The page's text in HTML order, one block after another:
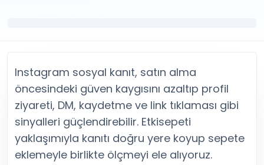
Twitter (X) Video İzlenme Satın Al
YouTube
YouTube Abone Satın Al
YouTube Beğeni Satın Al
YouTube İzlenme Satın Al
YouTube Yorum Satın Al
Tümünü Gör
Facebook
Diğer ücretsiz araçlar
LinkedIn Araçları
Spotify Araçları
Telegram Araçları
Twitch Araçları
SoundCloud Araçları
Snapchat Araçları
Tümünü Gör
Instagram sosyal kanıt, satın alma
öncesindeki güven kaygısını azaltıp profil
ziyareti, DM, kaydetme ve link tıklaması gibi
sinyalleri güçlendirebilir. Etkisepeti
yaklaşımıyla kanıtı doğru yere koyup sepete
eklemeyle birlikte ölçmeyi ele alıyoruz.